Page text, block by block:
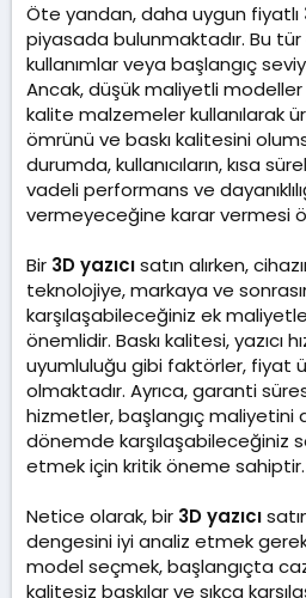
Öte yandan, daha uygun fiyatlı
piyasada bulunmaktadır. Bu
kullanımlar veya başlangıç
Ancak, düşük maliyetli
kalite malzemeler kullanılarak
ömrünü ve baskı kalitesini
durumda, kullanıcıların, kısa
vadeli performans ve
vermeyeceğine karar vermesi
Bir 3D yazıcısatın alırken,
teknolojiye, markaya ve
karşılaşabileceğiniz ek
önemlidir. Baskı kalitesi, yazıcı
uyumluluğu gibi faktörler, fiyat
olmaktadır. Ayrıca, garanti
hizmetler, başlangıç maliyetini
dönemde karşılaşabileceğiniz
etmek için kritik öneme sahiptir.
Netice olarak, bir 3D yazıcı
dengesini iyi analiz etmek
model seçmek, başlangıçta
kalitesiz baskılar ve sıkça